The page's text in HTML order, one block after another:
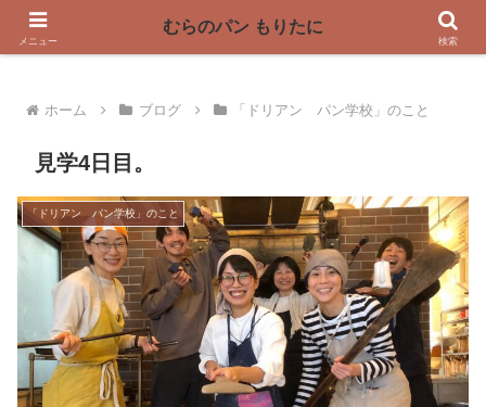
〜奈良県曽爾村の薪窯パン屋〜
ホーム ブログ 「ドリアン パン学校」のこと
見学4日目。
「ドリアン パン学校」のこと
メニュー
むらのパン もりたに
検索